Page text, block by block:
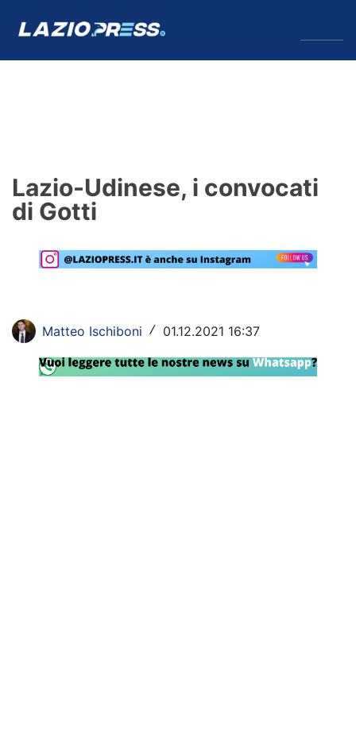
Formello
Primavera
Lazio Women
Rassegna Lazio
Lazio-Udinese, i convocati
di Gotti
Matteo Ischiboni / 01.12.2021 16:37